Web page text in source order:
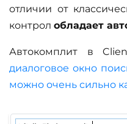
отличии от
контрол обладает
Автокомплит в
диалоговое окно
можно очень сильно